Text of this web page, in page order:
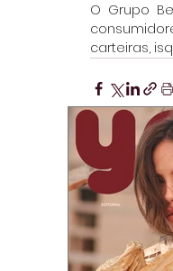
O Grupo
carteiras,